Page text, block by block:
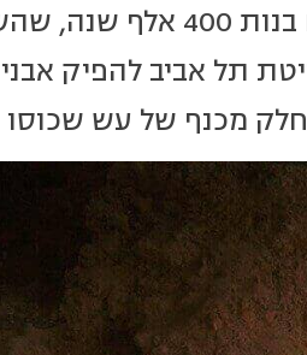
מעניינים במיוחד היו 13 שיניים של
תל אביב להפיק
מכנף של עש